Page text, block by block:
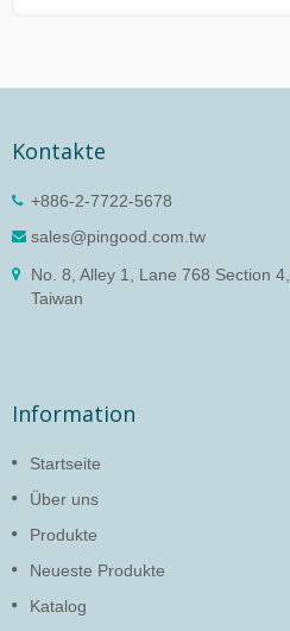
Kontakte
+886-2-7722-5678
sales@pingood.com.tw
No. 8, Alley 1, Lane 768 Section
Taiwan
Information
Startseite
Über uns
Produkte
Neueste Produkte
Katalog